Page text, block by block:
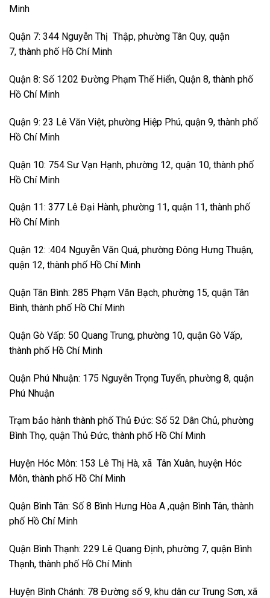
Minh
Quận 7: 344 Nguyễn Thị Thập, phường Tân Quy, quận
7, thành phố Hồ Chí Minh
Quận 8: Số 1202 Đường Phạm Thế Hiển, Quận 8, thành phố
Hồ Chí Minh
Quận 9: 23 Lê Văn Việt, phường Hiệp Phú, quận 9, thành phố
Hồ Chí Minh
Quận 10: 754 Sư Vạn Hạnh, phường 12, quận 10, thành phố
Hồ Chí Minh
Quận 11: 377 Lê Đại Hành, phường 11, quận 11, thành phố
Hồ Chí Minh
Quận 12: :404 Nguyễn Văn Quá, phường Đông Hưng Thuận,
quận 12, thành phố Hồ Chí Minh
Quận Tân Bình: 285 Phạm Văn Bạch, phường 15, quận Tân
Bình, thành phố Hồ Chí Minh
Quận Gò Vấp: 50 Quang Trung, phường 10, quận Gò Vấp,
thành phố Hồ Chí Minh
Quận Phú Nhuận: 175 Nguyễn Trọng Tuyển, phường 8, quận
Phú Nhuận
Trạm bảo hành thành phố Thủ Đức: Số 52 Dân Chủ, phường
Bình Thọ, quận Thủ Đức, thành phố Hồ Chí Minh
Huyện Hóc Môn: 153 Lê Thị Hà, xã Tân Xuân, huyện Hóc
Môn, thành phố Hồ Chí Minh
Quận Bình Tân: Số 8 Bình Hưng Hòa A ,quận Bình Tân, thành
phố Hồ Chí Minh
Quận Bình Thạnh: 229 Lê Quang Định, phường 7, quận Bình
Thạnh, thành phố Hồ Chí Minh
Huyện Bình Chánh: 78 Đường số 9, khu dân cư Trung Sơn, xã